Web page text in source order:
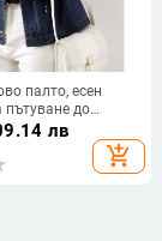
палто, есен
пътуване до
ежедневно,
топ, деним, синьо,
лв
add_shopping_cart